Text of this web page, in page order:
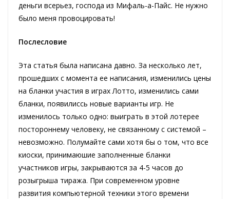
деньги всерьез, господа из Мифаль-а-Пайс. Не нужно
было меня провоцировать!
Послесловие
Эта статья была написана давно. За несколько лет,
прошедших с момента ее написания, изменились цены
на бланки участия в играх Лотто, изменились сами
бланки, появилиссь новые варианты игр. Не
изменилось только одно: выиграть в этой лотерее
постороннему человеку, не связанному с системой –
невозможно. Полумайте сами хотя бы о том, что все
киоски, принимаюшие заполненные бланки
участников игры, закрываются за 4-5 часов до
розыгрыша тиража. При современном уровне
развития компьютерной техники этого времени